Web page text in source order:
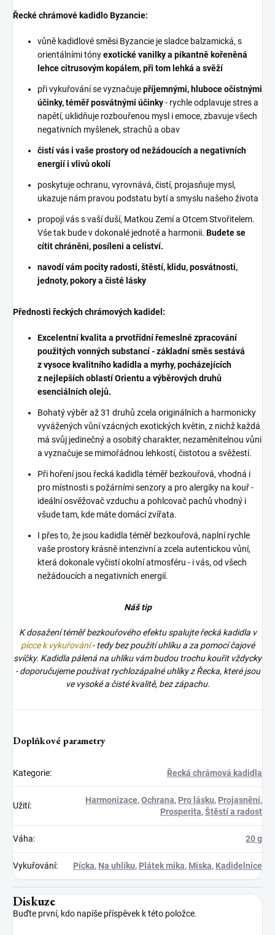
Řecké chrámové kadidlo Byzancie:
vůně kadidlové směsi Byzancie je sladce balzamická, s
orientálními tónyexotické vanilky a pikantně kořeněná
lehce citrusovým kopálem, při tom lehká a svěží
při vykuřování se vyznačujepříjemnými, hluboce očistnými
účinky, téměř posvátnými účinky- rychle odplavuje stres a
napětí, uklidňuje rozbouřenou mysl i emoce, zbavuje všech
negativních myšlenek, strachů a obav
čistí vás i vaše prostory od nežádoucích a negativních
energií i vlivů okolí
poskytuje ochranu, vyrovnává, čistí, projasňuje mysl,
ukazuje nám pravou podstatu bytí a smyslu našeho života
propojí vás s vaší duší, Matkou Zemí a Otcem Stvořitelem.
Vše tak bude v dokonalé jednotě a harmonii. Budete se
cítit chráněni, posíleni a celiství.
navodí vám pocity radosti, štěstí, klidu, posvátnosti,
jednoty, pokory a čisté lásky
Přednosti řeckých chrámových kadidel:
Excelentní kvalita a prvotřídní řemeslné zpracování
použitých vonných substancí - základní směs sestává
z vysoce kvalitního kadidla a myrhy, pocházejících
z nejlepších oblastí Orientu a výběrových druhů
esenciálních olejů.
Bohatý výběr až 31 druhů zcela originálních a harmonicky
vyvážených vůní vzácných exotických květin, z nichž každá
má svůj jedinečný a osobitý charakter, nezaměnitelnou vůni
a vyznačuje se mimořádnou lehkostí, čistotou a svěžestí.
Při hoření jsou řecká kadidla téměř bezkouřová, vhodná i
pro místnosti s požárními senzory a pro alergiky na kouř -
ideální osvěžovač vzduchu a pohlcovač pachů vhodný i
všude tam, kde máte domácí zvířata.
I přes to, že jsou kadidla téměř bezkouřová, naplní rychle
vaše prostory krásně intenzivní a zcela autentickou vůní,
která dokonale vyčistí okolní atmosféru - i vás, od všech
nežádoucích a negativních energií.
Náš tip
K dosažení téměř bezkouřového efektu spalujte řecká kadidla v
pícce k vykuřování- tedy bez použití uhlíku a za pomocí čajové
svíčky. Kadidla pálená na uhlíku vám budou trochu kouřit vždycky
- doporučujeme používat rychlozápalné uhlíky z Řecka, které jsou
ve vysoké a čisté kvalitě, bez zápachu.
Doplňkové parametry
Kategorie: Řecká chrámová kadidla
Užití:
Harmonizace,Ochrana, Pro lásku, Projasnění,
Prosperita,Štěstí a radost
Váha: 20 g
Vykuřování: Pícka, Na uhlíku, Plátek mika, Miska, Kadidelnice
Diskuze
Buďte první, kdo napíše příspěvek k této položce.